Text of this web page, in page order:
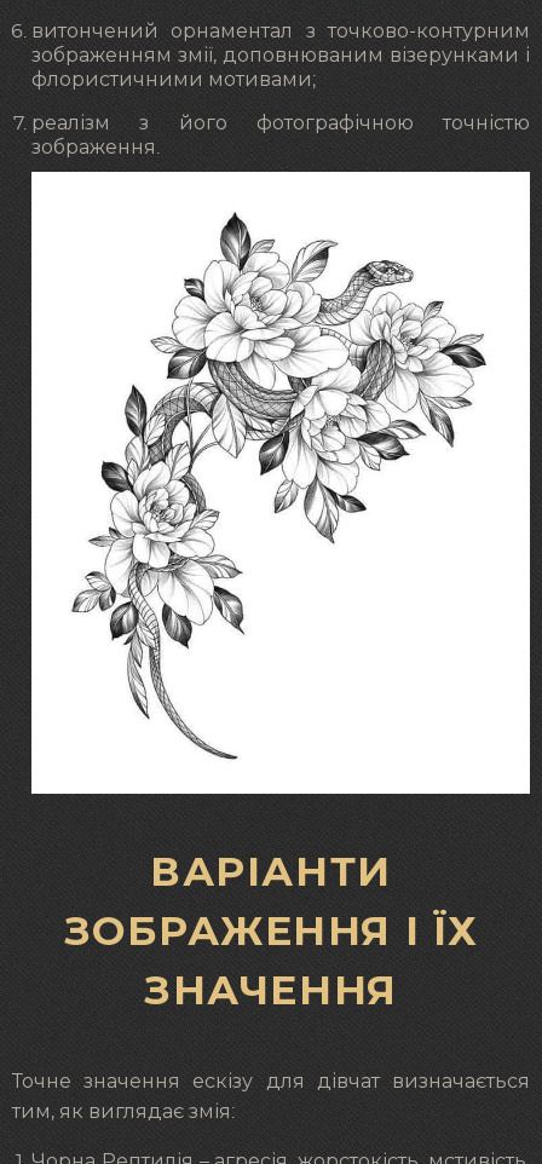
витончений орнаментал з точково-контурним
зображенням змії, доповнюваним візерунками і
флористичними мотивами;
реалізм з його фотографічною точністю
зображення.
ВАРІАНТИ
ЗОБРАЖЕННЯ І ЇХ
ЗНАЧЕННЯ
Точне значення ескізу для дівчат визначається
тим, як виглядає змія: